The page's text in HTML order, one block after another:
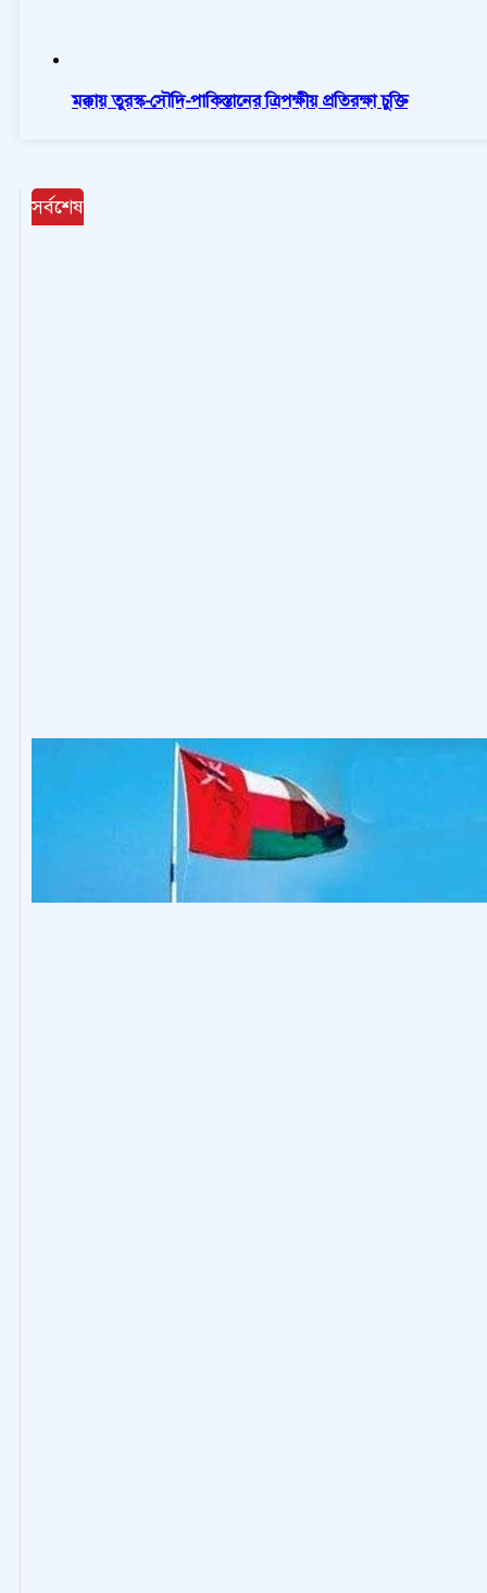
মক্কায় তুরস্ক-সৌদি-পাকিস্তানের ত্রিপক্ষীয় প্রতিরক্ষা চুক্তি
সর্বশেষ